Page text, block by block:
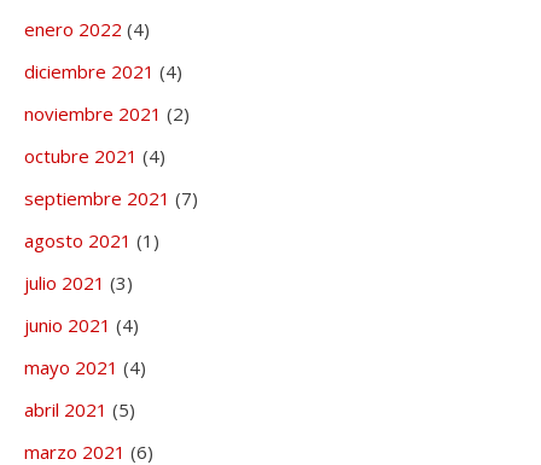
enero 2022 (4)
diciembre 2021 (4)
noviembre 2021 (2)
octubre 2021 (4)
septiembre 2021 (7)
agosto 2021 (1)
julio 2021 (3)
junio 2021 (4)
mayo 2021 (4)
abril 2021 (5)
marzo 2021 (6)